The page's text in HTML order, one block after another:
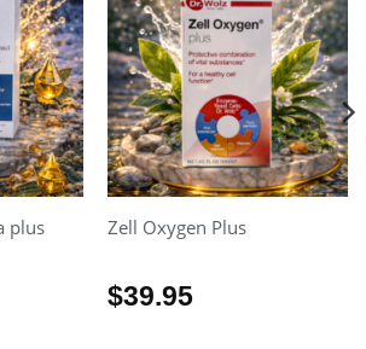
plus
Zell Oxygen Plus
$39.95